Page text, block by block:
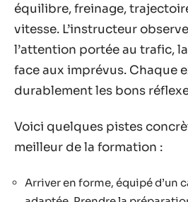
équilibre, freinage,
vitesse. L’instructeur
l’attention portée au trafic,
face aux imprévus. Chaque
durablement les bons
Voici quelques pistes
meilleur de la formation :
Arriver en forme, équipé d’un